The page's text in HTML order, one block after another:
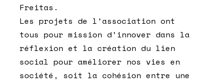
Freitas.
Les projets de l’association ont
tous pour mission d’innover dans la
réflexion et la création du lien
social pour améliorer nos vies en
société, soit la cohésion entre une